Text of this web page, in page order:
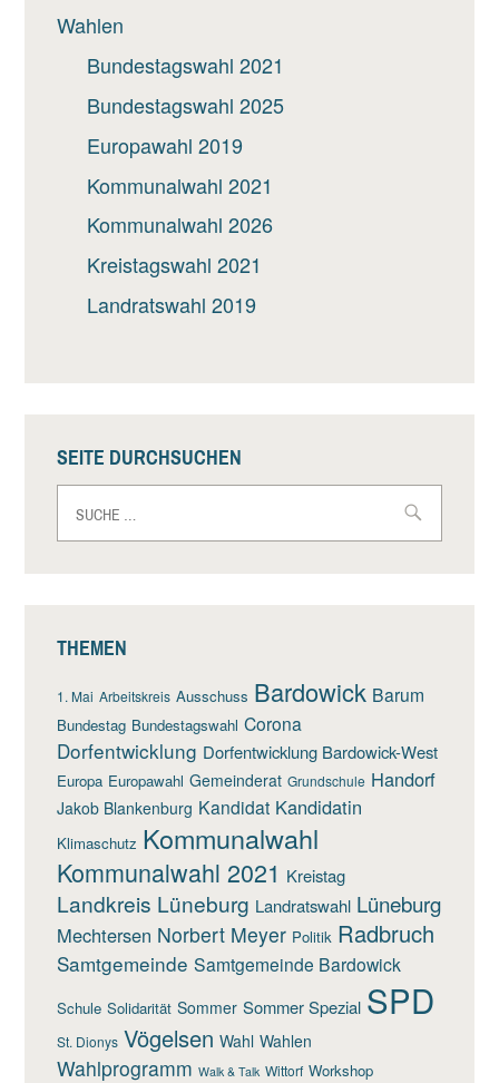
Wahlen
Bundestagswahl 2021
Bundestagswahl 2025
Europawahl 2019
Kommunalwahl 2021
Kommunalwahl 2026
Kreistagswahl 2021
Landratswahl 2019
SEITE DURCHSUCHEN
nach:
THEMEN
1. Mai Arbeitskreis Ausschuss Bardowick Barum
Bundestag Bundestagswahl Corona
Dorfentwicklung Dorfentwicklung Bardowick-West
Europa Europawahl Gemeinderat Grundschule Handorf
Jakob Blankenburg Kandidat Kandidatin
Klimaschutz Kommunalwahl
Kommunalwahl 2021 Kreistag
Landkreis Lüneburg Landratswahl Lüneburg
Mechtersen Norbert Meyer Politik Radbruch
Samtgemeinde Samtgemeinde Bardowick
Schule Solidarität Sommer Sommer Spezial SPD
St. Dionys Vögelsen Wahl Wahlen
Wahlprogramm Walk & Talk Wittorf Workshop